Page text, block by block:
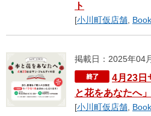
ト
[小川町仮店舗,
掲載日：2025年04
4月23日
と花をあなたへ
[小川町仮店舗,